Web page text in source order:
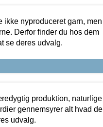
ikke nyproduceret garn, men
Derfor finder du hos dem
se deres udvalg.
produktion, naturlige
gennemsyrer alt hvad de
udvalg.